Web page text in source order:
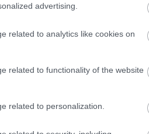
advertising.
related to analytics like cookies on
related to functionality of the website
related to personalization.
παίζει καθοριστικό ρόλο